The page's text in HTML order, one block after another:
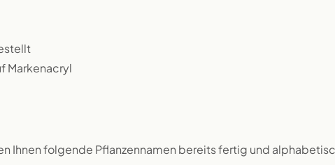
Markenacryl
Ihnen folgende Pflanzennamen bereits fertig und